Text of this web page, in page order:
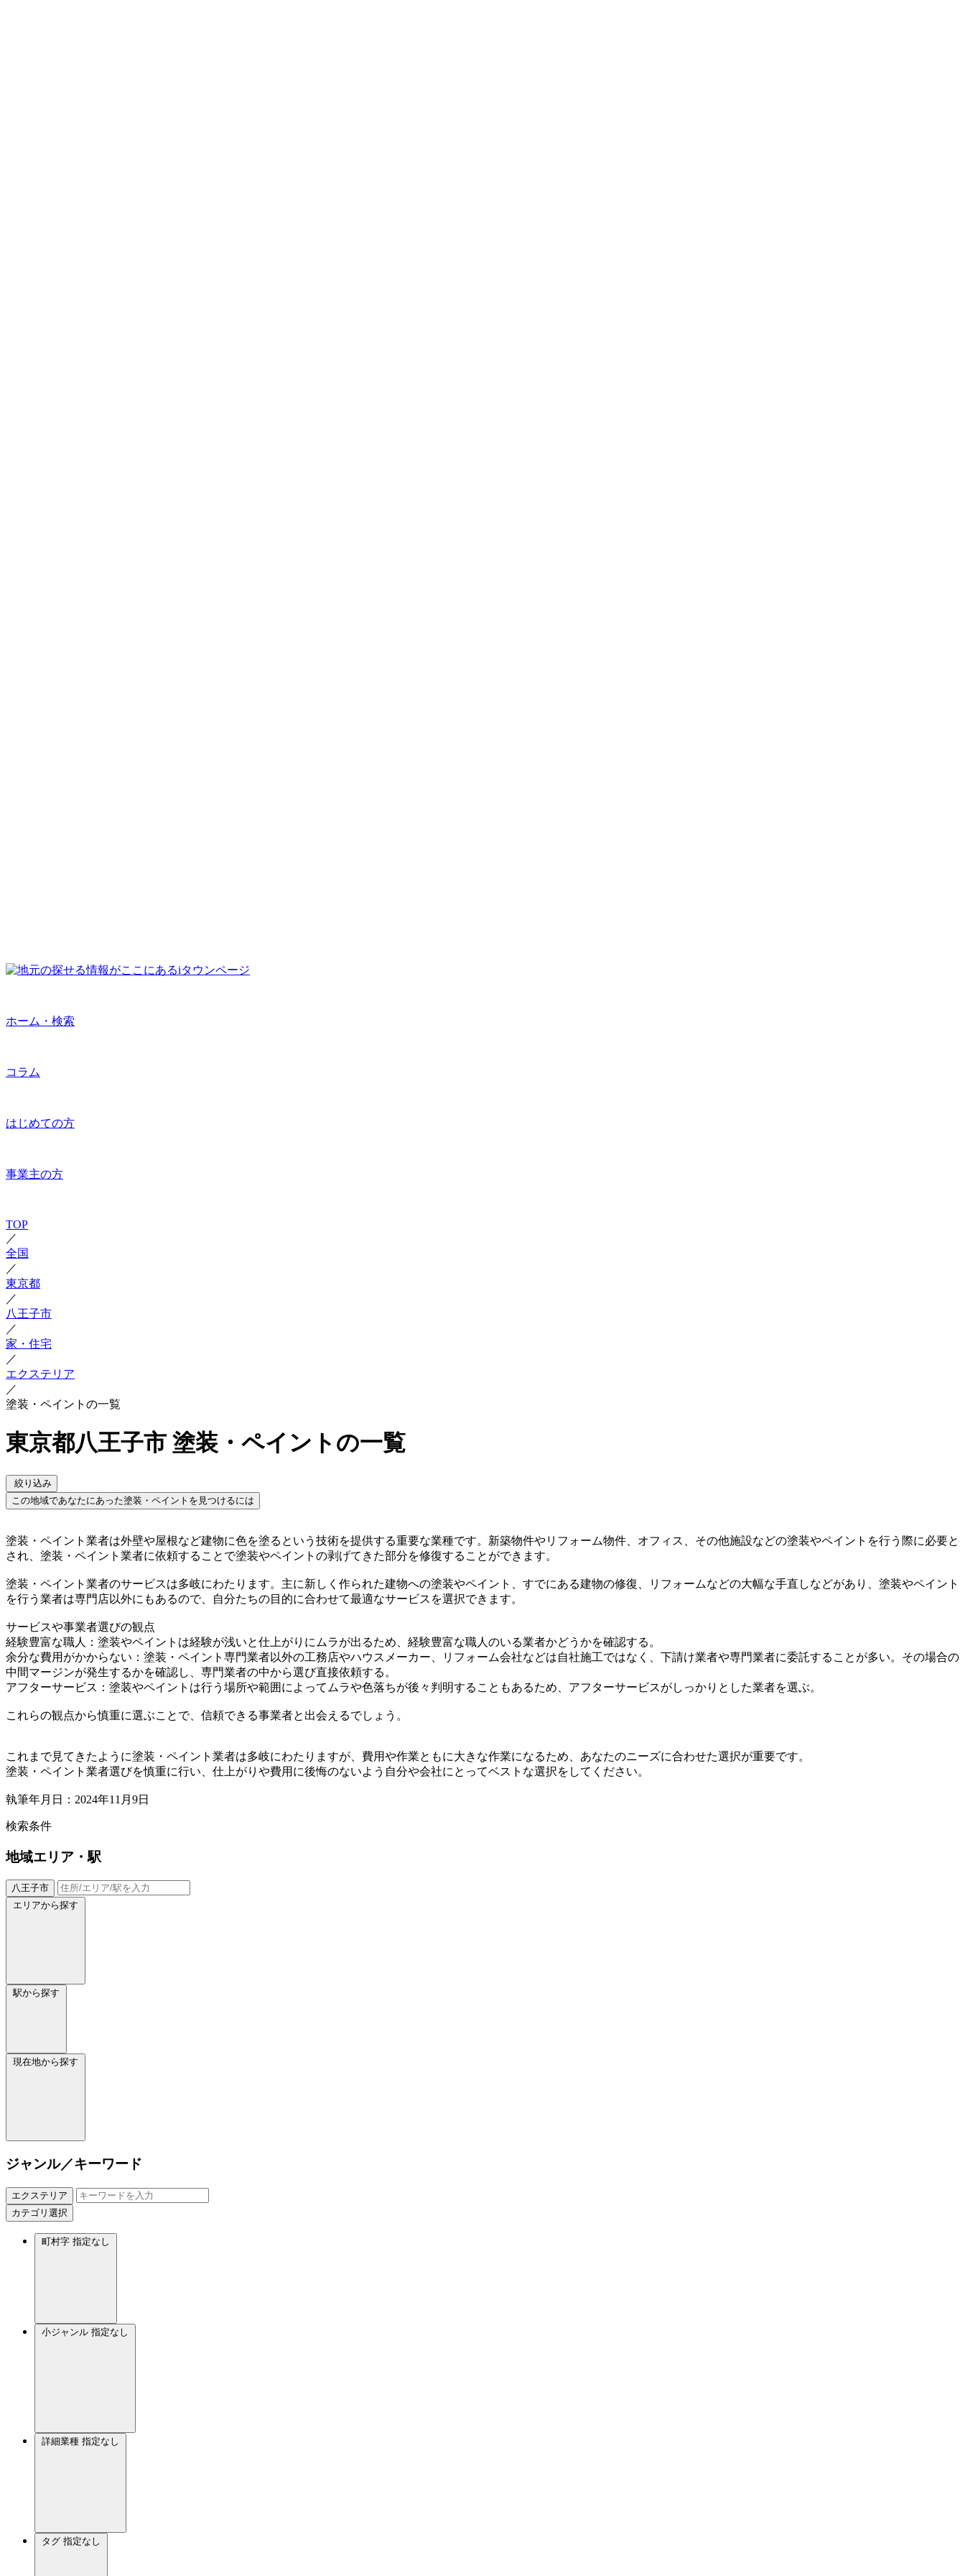
ホーム・検索
コラム
はじめての方
事業主の方
TOP
／
全国
／
東京都
／
八王子市
／
家・住宅
／
エクステリア
／
塗装・ペイントの一覧
東京都八王子市 塗装・ペイントの一覧
絞り込み
この地域であなたにあった塗装・ペイントを見つけるには
塗装・ペイント業者は外壁や屋根など建物に色を塗るという技術を提供する重要な業種です。新築物件やリフォーム物件、オフィス、その他施設などの塗装やペイントを行う際に必要と
され、塗装・ペイント業者に依頼することで塗装やペイントの剥げてきた部分を修復することができます。
塗装・ペイント業者のサービスは多岐にわたります。主に新しく作られた建物への塗装やペイント、すでにある建物の修復、リフォームなどの大幅な手直しなどがあり、塗装やペイント
を行う業者は専門店以外にもあるので、自分たちの目的に合わせて最適なサービスを選択できます。
サービスや事業者選びの観点
経験豊富な職人：塗装やペイントは経験が浅いと仕上がりにムラが出るため、経験豊富な職人のいる業者かどうかを確認する。
余分な費用がかからない：塗装・ペイント専門業者以外の工務店やハウスメーカー、リフォーム会社などは自社施工ではなく、下請け業者や専門業者に委託することが多い。その場合の
中間マージンが発生するかを確認し、専門業者の中から選び直接依頼する。
アフターサービス：塗装やペイントは行う場所や範囲によってムラや色落ちが後々判明することもあるため、アフターサービスがしっかりとした業者を選ぶ。
これらの観点から慎重に選ぶことで、信頼できる事業者と出会えるでしょう。
これまで見てきたように塗装・ペイント業者は多岐にわたりますが、費用や作業ともに大きな作業になるため、あなたのニーズに合わせた選択が重要です。
塗装・ペイント業者選びを慎重に行い、仕上がりや費用に後悔のないよう自分や会社にとってベストな選択をしてください。
執筆年月日：2024年11月9日
検索条件
地域エリア・駅
八王子市
エリアから探す
駅から探す
現在地から探す
ジャンル／キーワード
エクステリア
カテゴリ選択
町村字 指定なし
小ジャンル 指定なし
詳細業種 指定なし
タグ 指定なし